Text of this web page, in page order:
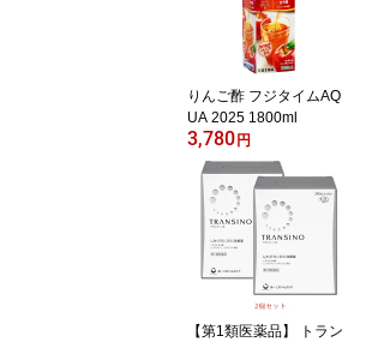
毛予防 薄毛 ミノキシジ
ル発毛剤 薬 リアップx5 r
iupx5 plus neo 大正製薬
りんご酢 フジタイムAQ
UA 2025 1800ml
3,780円
【第1類医薬品】 トラン